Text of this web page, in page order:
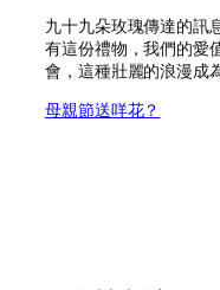
九十九朵玫瑰傳達的訊
有這份禮物，我們的愛
會，這種壯麗的浪漫成
母親節送咩花？